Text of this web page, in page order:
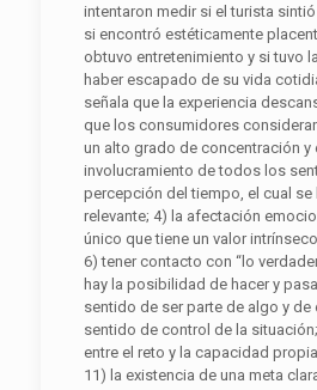
intentaron medir si el turista
si encontró estéticamente
obtuvo entretenimiento y si tuvo
haber escapado de su vida
señala que la experiencia
que los consumidores
un alto grado de concentración y
involucramiento de todos los
percepción del tiempo, el cual se
relevante; 4) la afectación
único que tiene un valor
6) tener contacto con “lo
hay la posibilidad de hacer y
sentido de ser parte de algo y de
sentido de control de la
entre el reto y la capacidad
11) la existencia de una meta